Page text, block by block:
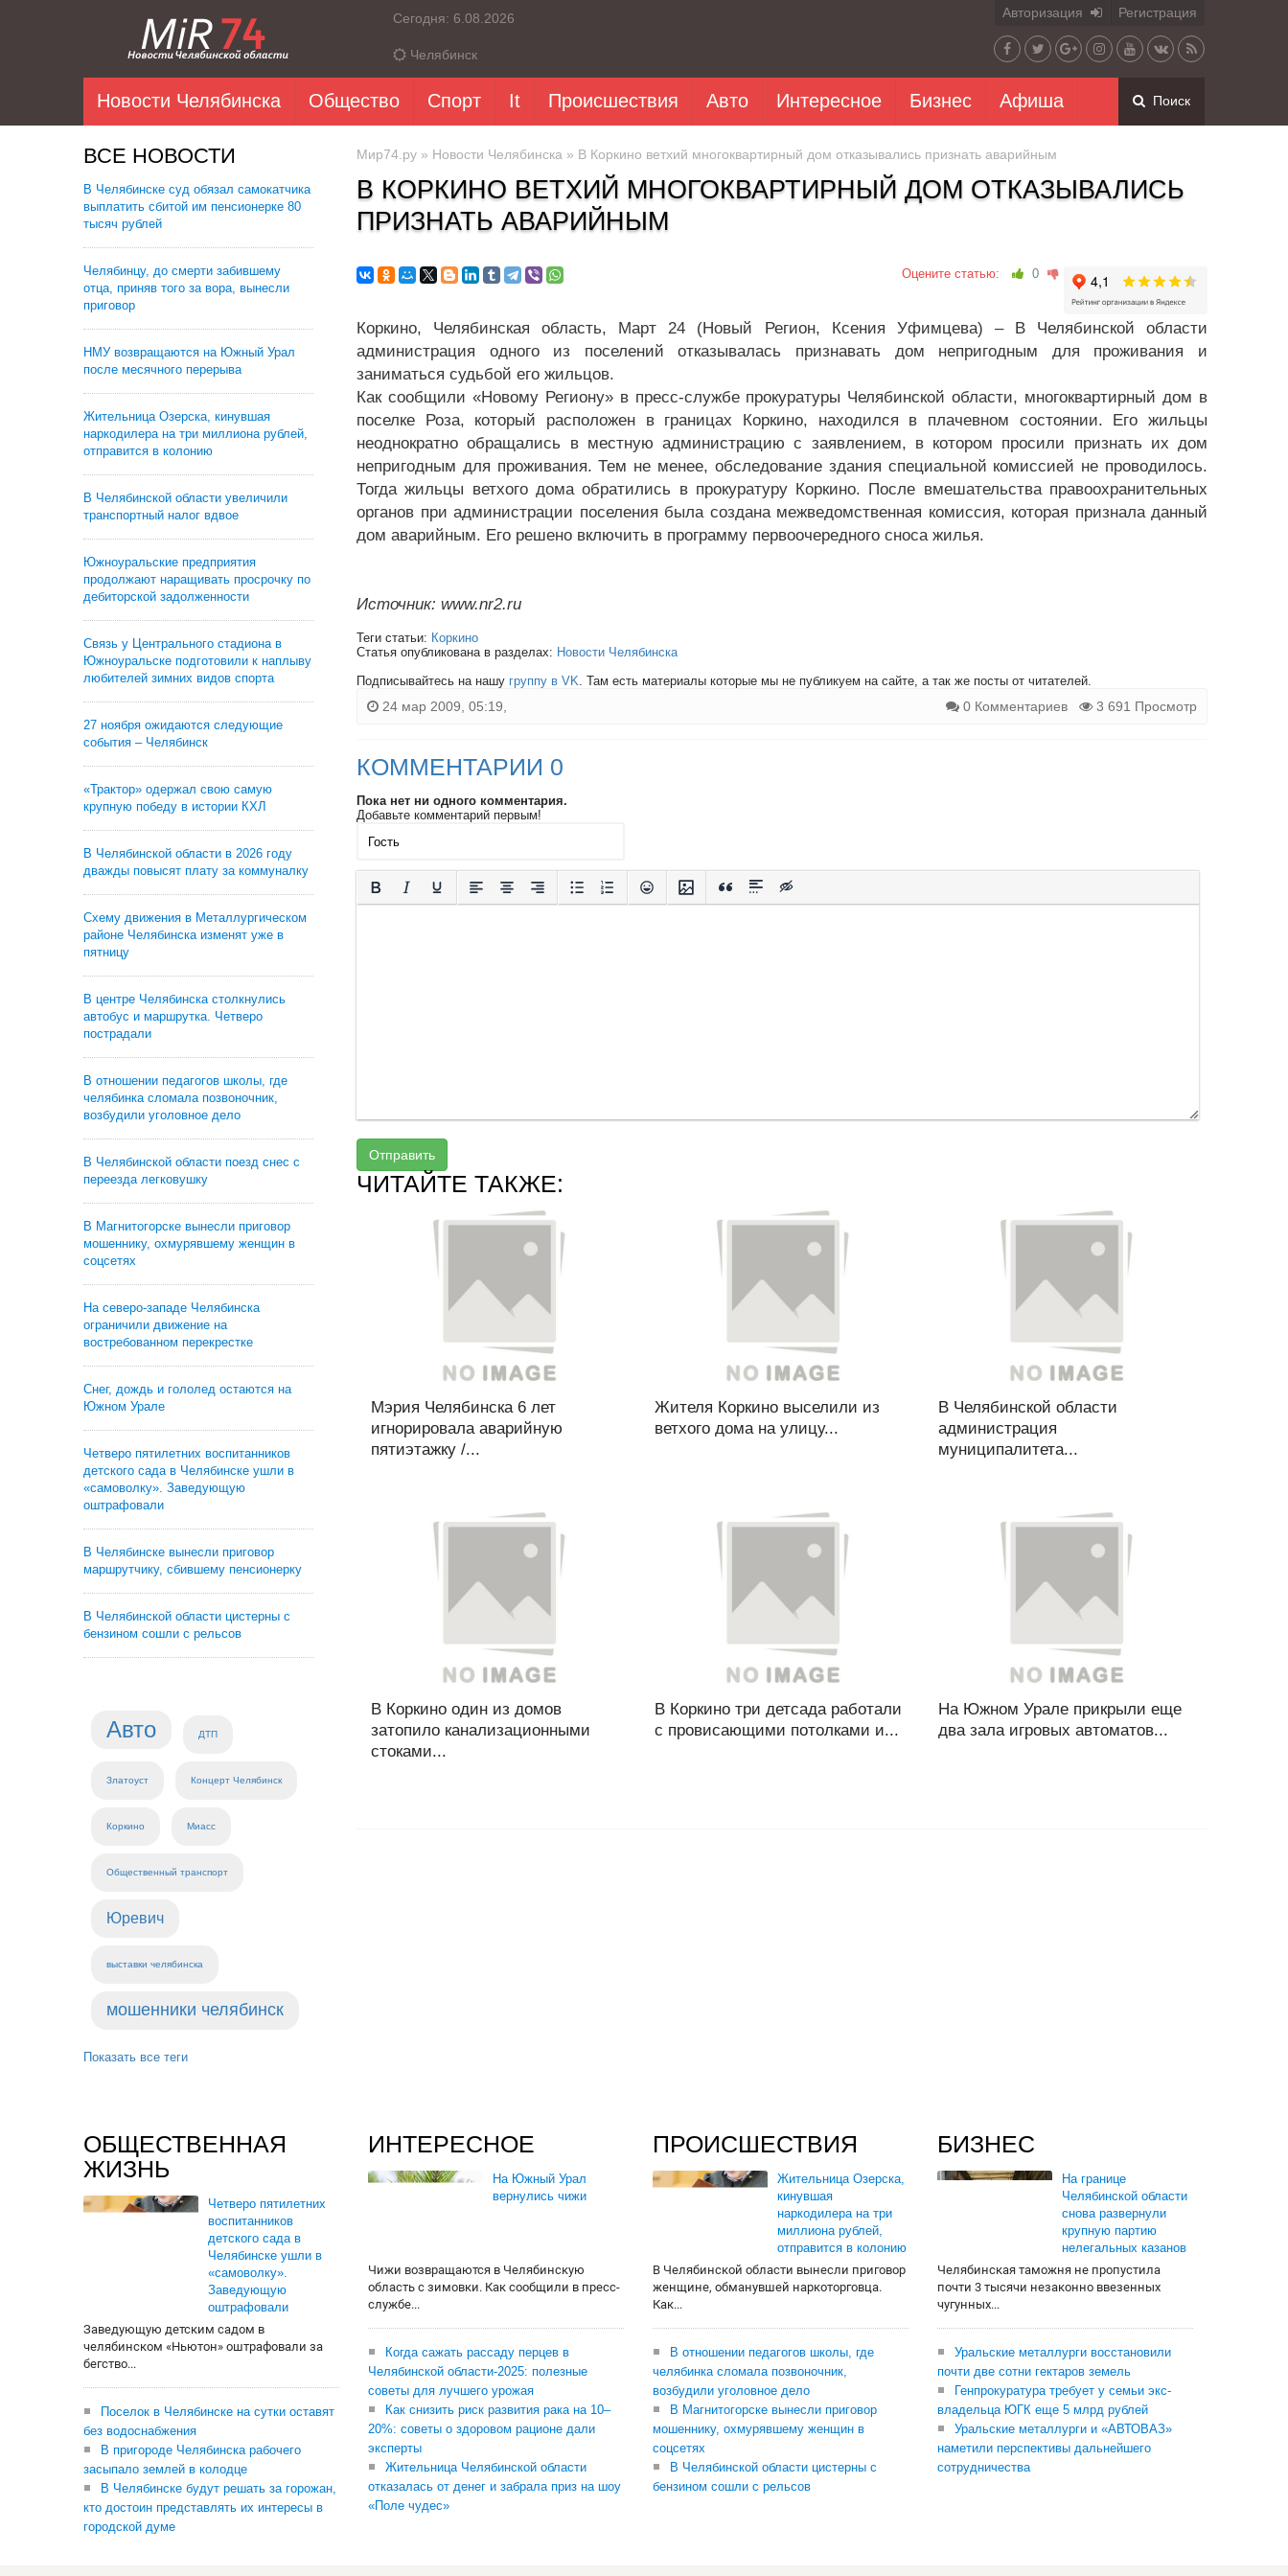
Сегодня: 6.08.2026
Челябинск
Авторизация Регистрация
Новости Челябинска Общество Спорт It Происшествия Авто Интересное Бизнес Афиша Поиск
ВСЕ НОВОСТИ
В Челябинске суд обязал самокатчика
выплатить сбитой им пенсионерке 80
тысяч рублей
Челябинцу, до смерти забившему
отца, приняв того за вора, вынесли
приговор
НМУ возвращаются на Южный Урал
после месячного перерыва
Жительница Озерска, кинувшая
наркодилера на три миллиона рублей,
отправится в колонию
В Челябинской области увеличили
транспортный налог вдвое
Южноуральские предприятия
продолжают наращивать просрочку по
дебиторской задолженности
Связь у Центрального стадиона в
Южноуральске подготовили к наплыву
любителей зимних видов спорта
27 ноября ожидаются следующие
события – Челябинск
«Трактор» одержал свою самую
крупную победу в истории КХЛ
В Челябинской области в 2026 году
дважды повысят плату за коммуналку
Схему движения в Металлургическом
районе Челябинска изменят уже в
пятницу
В центре Челябинска столкнулись
автобус и маршрутка. Четверо
пострадали
В отношении педагогов школы, где
челябинка сломала позвоночник,
возбудили уголовное дело
В Челябинской области поезд снес с
переезда легковушку
В Магнитогорске вынесли приговор
мошеннику, охмурявшему женщин в
соцсетях
На северо-западе Челябинска
ограничили движение на
востребованном перекрестке
Снег, дождь и гололед остаются на
Южном Урале
Четверо пятилетних воспитанников
детского сада в Челябинске ушли в
«самоволку». Заведующую
оштрафовали
В Челябинске вынесли приговор
маршрутчику, сбившему пенсионерку
В Челябинской области цистерны с
бензином сошли с рельсов
Авто ДТП
Златоуст Концерт Челябинск
Коркино Миасс
Общественный транспорт
Юревич
выставки челябинска
мошенники челябинск
Показать все теги
Мир74.ру » Новости Челябинска » В Коркино ветхий многоквартирный дом отказывались признать аварийным
В КОРКИНО ВЕТХИЙ МНОГОКВАРТИРНЫЙ ДОМ ОТКАЗЫВАЛИСЬ
ПРИЗНАТЬ АВАРИЙНЫМ
Оцените статью: 0
Коркино, Челябинская область, Март 24 (Новый Регион, Ксения Уфимцева) – В Челябинской области
администрация одного из поселений отказывалась признавать дом непригодным для проживания и
заниматься судьбой его жильцов.
Как сообщили «Новому Региону» в пресс-службе прокуратуры Челябинской области, многоквартирный дом в
поселке Роза, который расположен в границах Коркино, находился в плачевном состоянии. Его жильцы
неоднократно обращались в местную администрацию с заявлением, в котором просили признать их дом
непригодным для проживания. Тем не менее, обследование здания специальной комиссией не проводилось.
Тогда жильцы ветхого дома обратились в прокуратуру Коркино. После вмешательства правоохранительных
органов при администрации поселения была создана межведомственная комиссия, которая признала данный
дом аварийным. Его решено включить в программу первоочередного сноса жилья.
Источник: www.nr2.ru
Теги статьи: Коркино
Статья опубликована в разделах: Новости Челябинска
Подписывайтесь на нашу группу в VK. Там есть материалы которые мы не публикуем на сайте, а так же посты от читателей.
24 мар 2009, 05:19, 0 Комментариев 3 691 Просмотр
КОММЕНТАРИИ 0
Пока нет ни одного комментария.
Добавьте комментарий первым!
Отправить
ЧИТАЙТЕ ТАКЖЕ:
Мэрия Челябинска 6 лет
игнорировала аварийную
пятиэтажку /...
Жителя Коркино выселили из
ветхого дома на улицу...
В Челябинской области
администрация
муниципалитета...
В Коркино один из домов
затопило канализационными
стоками...
В Коркино три детсада работали
с провисающими потолками и...
На Южном Урале прикрыли еще
два зала игровых автоматов...
ОБЩЕСТВЕННАЯ
ЖИЗНЬ
Четверо пятилетних
воспитанников
детского сада в
Челябинске ушли в
«самоволку».
Заведующую
оштрафовали
Заведующую детским садом в
челябинском «Ньютон» оштрафовали за
бегство...
Поселок в Челябинске на сутки оставят
без водоснабжения
В пригороде Челябинска рабочего
засыпало землей в колодце
В Челябинске будут решать за горожан,
кто достоин представлять их интересы в
городской думе
ИНТЕРЕСНОЕ
На Южный Урал
вернулись чижи
Чижи возвращаются в Челябинскую
область с зимовки. Как сообщили в пресс-
службе...
Когда сажать рассаду перцев в
Челябинской области-2025: полезные
советы для лучшего урожая
Как снизить риск развития рака на 10–
20%: советы о здоровом рационе дали
эксперты
Жительница Челябинской области
отказалась от денег и забрала приз на шоу
«Поле чудес»
ПРОИСШЕСТВИЯ
Жительница Озерска,
кинувшая
наркодилера на три
миллиона рублей,
отправится в колонию
В Челябинской области вынесли приговор
женщине, обманувшей наркоторговца.
Как...
В отношении педагогов школы, где
челябинка сломала позвоночник,
возбудили уголовное дело
В Магнитогорске вынесли приговор
мошеннику, охмурявшему женщин в
соцсетях
В Челябинской области цистерны с
бензином сошли с рельсов
БИЗНЕС
На границе
Челябинской области
снова развернули
крупную партию
нелегальных казанов
Челябинская таможня не пропустила
почти 3 тысячи незаконно ввезенных
чугунных...
Уральские металлурги восстановили
почти две сотни гектаров земель
Генпрокуратура требует у семьи экс-
владельца ЮГК еще 5 млрд рублей
Уральские металлурги и «АВТОВАЗ»
наметили перспективы дальнейшего
сотрудничества